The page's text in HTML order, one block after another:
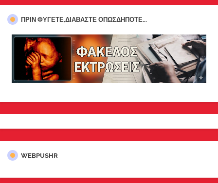
ΠΡΊΝ ΦΎΓΕΤΕ,ΔΙΑΒΆΣΤΕ ΟΠΩΣΔΉΠΟΤΕ...
WEBPUSHR